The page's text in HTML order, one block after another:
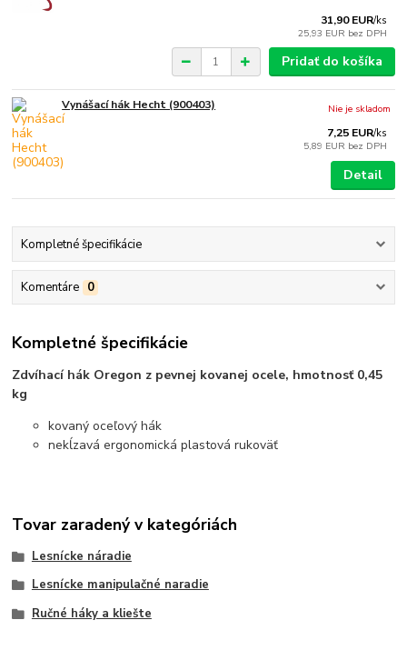
31,90 EUR/ks
25,93 EUR bez DPH
Pridať do košíka
Vynášací hák Hecht (900403)
7,25 EUR/ks
5,89 EUR bez DPH
Nie je skladom
Detail
Kompletné špecifikácie
Komentáre 0
Kompletné špecifikácie
Zdvíhací hák Oregon z pevnej kovanej ocele, hmotnosť 0,45
kg
kovaný oceľový hák
nekĺzavá ergonomická plastová rukoväť
Tovar zaradený v kategóriách
Lesnícke náradie
Lesnícke manipulačné naradie
Ručné háky a kliešte